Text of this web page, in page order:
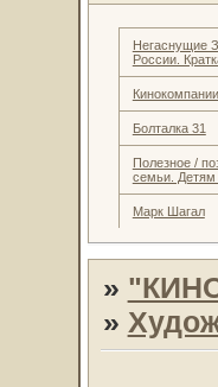
Негаснущие
России.
Болталка 31
Полезное /
семьи. Детям
Марк Шагал
»
»